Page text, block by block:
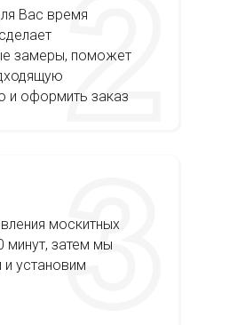
Вас время
замеры, поможет
и оформить заказ
москитных
минут, затем мы
и установим